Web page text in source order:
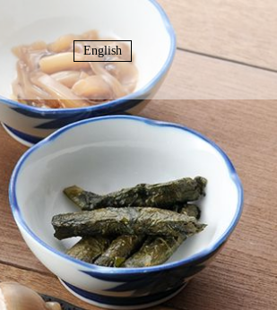
English